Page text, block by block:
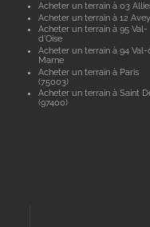
Acheter un terrain à 03
Acheter un terrain à 12
Acheter un terrain à 95 Val-
d'Oise
Acheter un terrain à 94 Val-
Marne
Acheter un terrain à Paris
(75003)
Acheter un terrain à Saint
(97400)